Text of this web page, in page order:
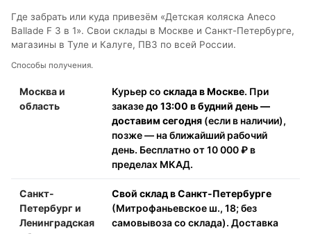
Где забрать или куда привезём «Детская коляска Aneco
Ballade F 3 в 1». Свои склады в Москве и Санкт-Петербурге,
магазины в Туле и Калуге, ПВЗ по всей России.
Способы получения.
Москва и
область
Курьер со склада в Москве. При
заказедо 13:00 в будний день —
доставим сегодня (если в наличии),
позже — на ближайший рабочий
день. Бесплатно от 10 000 ₽ в
пределах МКАД.
Санкт-
Петербург и
Ленинградская
Свой склад в Санкт-Петербурге
(Митрофаньевское ш., 18; без
самовывоза со склада). Доставка